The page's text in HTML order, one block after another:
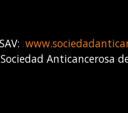
Anticancerosa